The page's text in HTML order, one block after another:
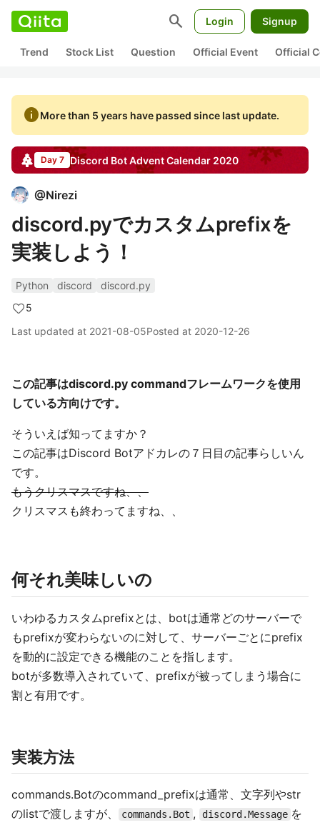
search Login Signup
Trend Stock List Question Official Event Official
infoMore than 5 years have passed since last update.
Day 7 Discord BotAdvent Calendar 2020
@Nirezi
discord.pyでカスタムprefixを
実装しよう！
Python discord
discord.py
5
Last updated at 2021-08-05Posted at 2020-12-26
この記事はdiscord.py commandフレームワークを使用
している方向けです。
そういえば知ってますか？
この記事はDiscord Botアドカレの７日目の記事らしいん
です。
もうクリスマスですね、、
クリスマスも終わってますね、、
何それ美味しいの
いわゆるカスタムprefixとは、botは通常どのサーバーで
もprefixが変わらないのに対して、サーバーごとにprefix
を動的に設定できる機能のことを指します。
botが多数導入されていて、prefixが被ってしまう場合に
割と有用です。
実装方法
commands.Botのcommand_prefixは通常、文字列やstr
のlistで渡しますが、
commands.Bot , discord.Message を